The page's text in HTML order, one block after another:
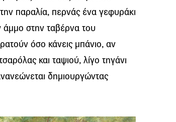
παραλία, περνάς ένα γεφυράκι
άμμο στην ταβέρνα του
όσο κάνεις μπάνιο, αν
και ταψιού, λίγο τηγάνι
δημιουργώντας